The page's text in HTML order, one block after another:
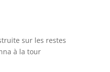
sur les restes
à la tour